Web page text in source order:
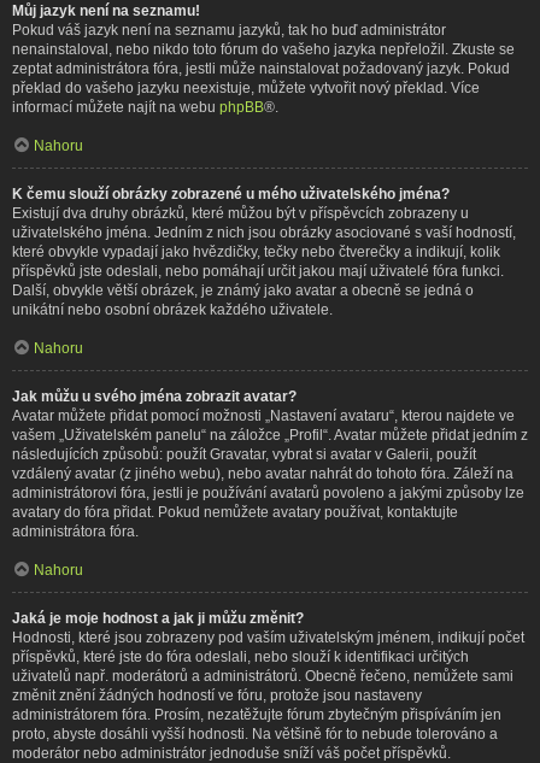
Můj jazyk není na seznamu!
Pokud váš jazyk není na seznamu jazyků, tak ho buď administrátor
nenainstaloval, nebo nikdo toto fórum do vašeho jazyka nepřeložil. Zkuste se
zeptat administrátora fóra, jestli může nainstalovat požadovaný jazyk. Pokud
překlad do vašeho jazyku neexistuje, můžete vytvořit nový překlad. Více
informací můžete najít na webu phpBB®.
Nahoru
K čemu slouží obrázky zobrazené u mého uživatelského jména?
Existují dva druhy obrázků, které můžou být v příspěvcích zobrazeny u
uživatelského jména. Jedním z nich jsou obrázky asociované s vaší hodností,
které obvykle vypadají jako hvězdičky, tečky nebo čtverečky a indikují, kolik
příspěvků jste odeslali, nebo pomáhají určit jakou mají uživatelé fóra funkci.
Další, obvykle větší obrázek, je známý jako avatar a obecně se jedná o
unikátní nebo osobní obrázek každého uživatele.
Nahoru
Jak můžu u svého jména zobrazit avatar?
Avatar můžete přidat pomocí možnosti „Nastavení avataru“, kterou najdete ve
vašem „Uživatelském panelu“ na záložce „Profil“. Avatar můžete přidat jedním z
následujících způsobů: použít Gravatar, vybrat si avatar v Galerii, použít
vzdálený avatar (z jiného webu), nebo avatar nahrát do tohoto fóra. Záleží na
administrátorovi fóra, jestli je používání avatarů povoleno a jakými způsoby lze
avatary do fóra přidat. Pokud nemůžete avatary používat, kontaktujte
administrátora fóra.
Nahoru
Jaká je moje hodnost a jak ji můžu změnit?
Hodnosti, které jsou zobrazeny pod vaším uživatelským jménem, indikují počet
příspěvků, které jste do fóra odeslali, nebo slouží k identifikaci určitých
uživatelů např. moderátorů a administrátorů. Obecně řečeno, nemůžete sami
změnit znění žádných hodností ve fóru, protože jsou nastaveny
administrátorem fóra. Prosím, nezatěžujte fórum zbytečným přispíváním jen
proto, abyste dosáhli vyšší hodnosti. Na většině fór to nebude tolerováno a
moderátor nebo administrátor jednoduše sníží váš počet příspěvků.